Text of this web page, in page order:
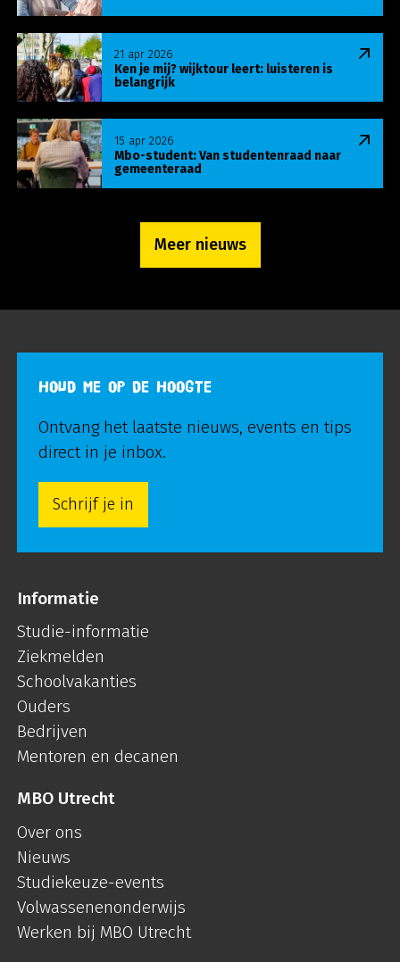
Ken je mij? wijktour leert: luisteren is
belangrijk
21 apr 2026
Lees meer over Ken je mij? wijktour leert:
Mbo-student: Van studentenraad naar
gemeenteraad
15 apr 2026
Lees meer over Mbo-student: Van
Meer nieuws
HOUD ME OP DE HOOGTE
Ontvang het laatste nieuws, events en tips
direct in je inbox.
Schrijf je in
Informatie
Studie-informatie
Ziekmelden
Schoolvakanties
Ouders
Bedrijven
Mentoren en decanen
MBO Utrecht
Over ons
Nieuws
Studiekeuze-events
Volwassenenonderwijs
Werken bij MBO Utrecht